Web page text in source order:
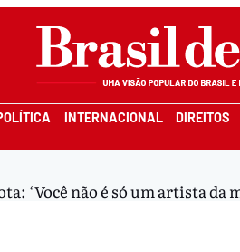
INTERNACIONAL DIREITOS
‘Você não é só um artista da